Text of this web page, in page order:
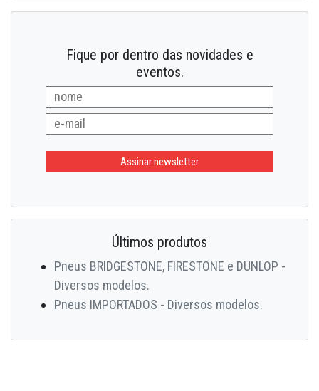
Fique por dentro das novidades e
eventos.
Últimos produtos
Pneus BRIDGESTONE, FIRESTONE e DUNLOP -
Diversos modelos.
Pneus IMPORTADOS - Diversos modelos.